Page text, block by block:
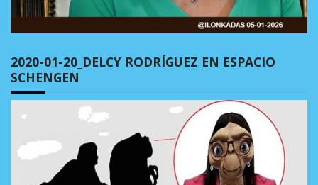
2020-01-20_DELCY RODRÍGUEZ EN ESPACIO
SCHENGEN